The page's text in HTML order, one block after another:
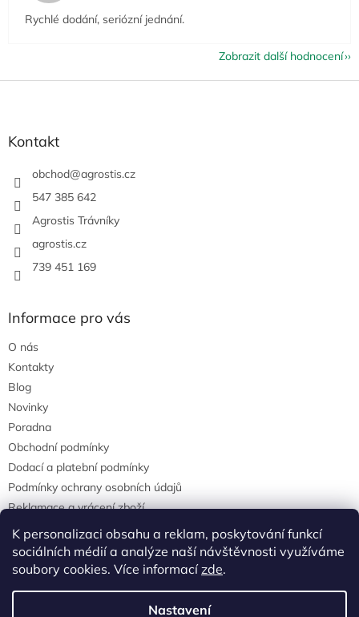
K personalizaci obsahu a reklam, poskytování funkcí
sociálních médií a analýze naší návštěvnosti využíváme
soubory cookies. Více informacízde.
Nastavení
Rychlé dodání, seriózní jednání.
Zobrazit další hodnocení
Z
Kontakt
obchod@agrostis.cz
547 385 642
Agrostis Trávníky
agrostis.cz
739 451 169
Informace pro vás
O nás
Kontakty
Blog
Novinky
Poradna
Obchodní podmínky
Dodací a platební podmínky
Podmínky ochrany osobních údajů
Reklamace a vrácení zboží
agrostis.cz